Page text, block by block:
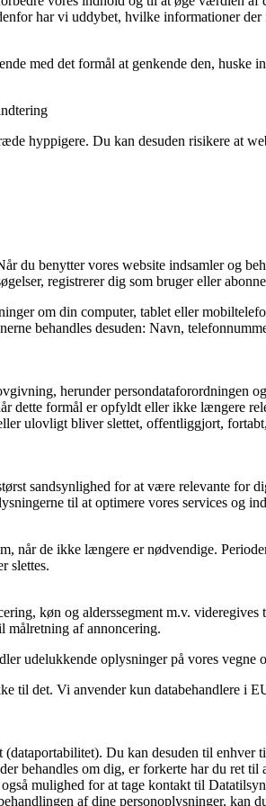
har vi uddybet, hvilke informationer
med det formål at genkende den,
hyppigere. Du kan desuden risikere at
du benytter vores website indsamler og
registrerer dig som bruger eller
om din computer, tablet eller
behandles desuden: Navn,
herunder persondataforordningen
dette formål er opfyldt eller ikke længere
ulovligt bliver slettet, offentliggjort,
sandsynlighed for at være relevante for
til at optimere vores services og
når de ikke længere er nødvendige.
slettes.
køn og alderssegment m.v.
målretning af annoncering.
udelukkende oplysninger på vores vegne
til det. Vi anvender kun databehandlere i
Du kan desuden til enhver
behandles om dig, er forkerte har du ret
mulighed for at tage kontakt til
af dine personoplysninger, kan